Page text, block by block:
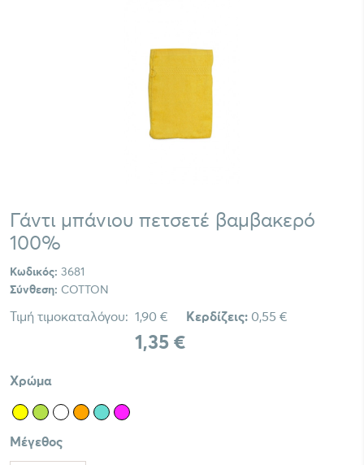
Γάντι μπάνιου πετσετέ βαμβακερό
100%
Κωδικός: 3681
Σύνθεση: COTTON
Τιμή τιμοκαταλόγου: 1,90 €
1,35 €
Κερδίζεις: 0,55 €
Χρώμα
Μέγεθος